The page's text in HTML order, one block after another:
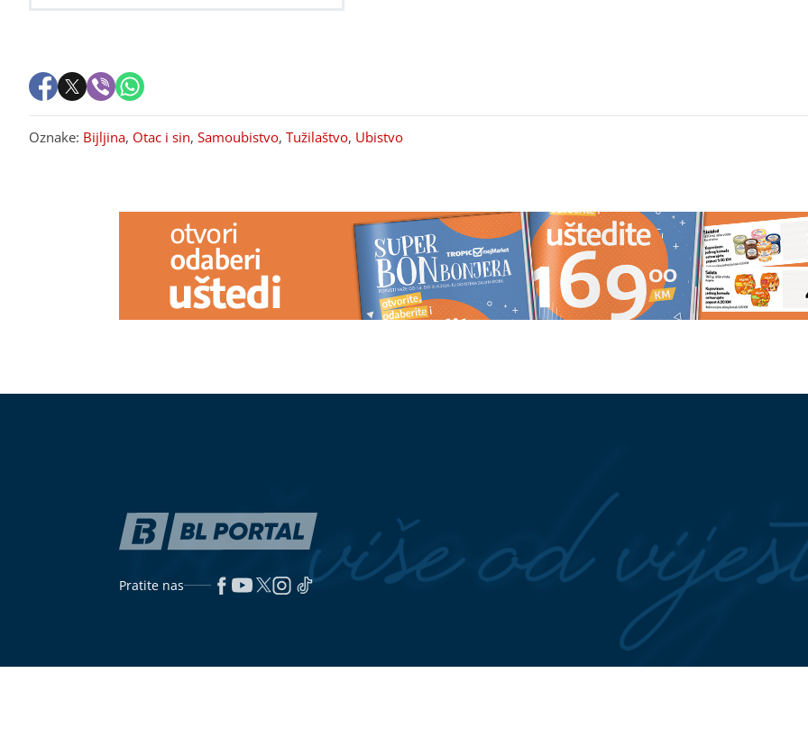
Oznake: Bijljina, Otac i sin, Samoubistvo, Tužilaštvo, Ubistvo
roditelji dali ime sa moćnim
zateklo pobjednicu Elite, njena
RADE
Nije disala, nije imala puls, a
zjenice su joj bile potpuno sužene:
Veliko slavlje u domu Elme
Sinanović: Zbog ovog brani kćerki
Ulaze u najvažniju ljubavnu
godine: Ova 4 znaka pronalaze
svoju srodnu dušu u augustu